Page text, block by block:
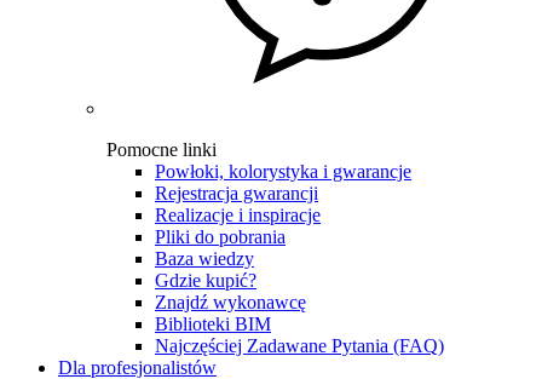
Pomocne linki
Powłoki, kolorystyka i gwarancje
Rejestracja gwarancji
Realizacje i inspiracje
Pliki do pobrania
Baza wiedzy
Gdzie kupić?
Znajdź wykonawcę
Biblioteki BIM
Najczęściej Zadawane Pytania (FAQ)
Dla profesjonalistów